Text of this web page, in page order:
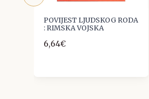
POVIJEST LJUDSKOG RODA
: RIMSKA VOJSKA
6,64€